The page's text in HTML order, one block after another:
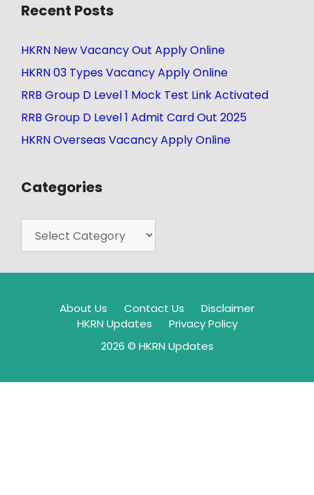
Recent Posts
HKRN New Vacancy Out Apply Online
HKRN 03 Types Vacancy Apply Online
RRB Group D Level 1 Mock Test Link Activated
RRB Group D Level 1 Admit Card Out 2025
HKRN Overseas Vacancy Apply Online
Categories
About Us Contact Us
Disclaimer
HKRN Updates
Privacy Policy
2026 © HKRN Updates